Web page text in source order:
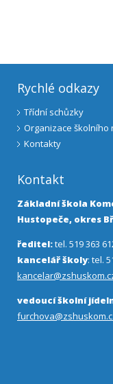
Rychlé odkazy
Třídní schůzky
Organizace školního
Kontakty
Kontakt
Základní škola
Hustopeče, okres
ředitel:tel. 519 363
kancelář školy: tel.
vedoucí školní